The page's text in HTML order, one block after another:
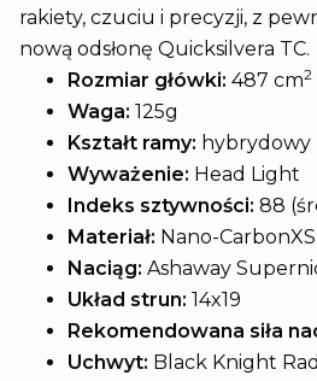
rakiety, czuciu i precyzji, z
nową odsłonę Quicksilvera TC.
Rozmiar główki: 487 cm2
Waga: 125g
Kształt ramy: hybrydowy
Wyważenie: Head Light
Indeks sztywności: 88
Materiał: Nano-CarbonXS
Naciąg: Ashaway
Układ strun: 14x19
Rekomendowana siła
Uchwyt: Black Knight